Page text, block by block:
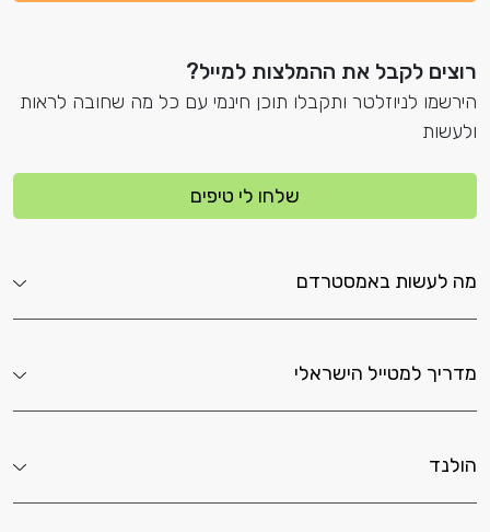
רוצים לקבל את ההמלצות למייל?
הירשמו לניוזלטר ותקבלו תוכן חינמי עם כל מה שחובה לראות
ולעשות
שלחו לי טיפים
מה לעשות באמסטרדם
מדריך למטייל הישראלי
הולנד